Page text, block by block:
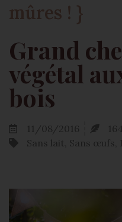
mûres ! }
Grand
végétal
bois
11/08/2016
Sans lait, Sans œufs,